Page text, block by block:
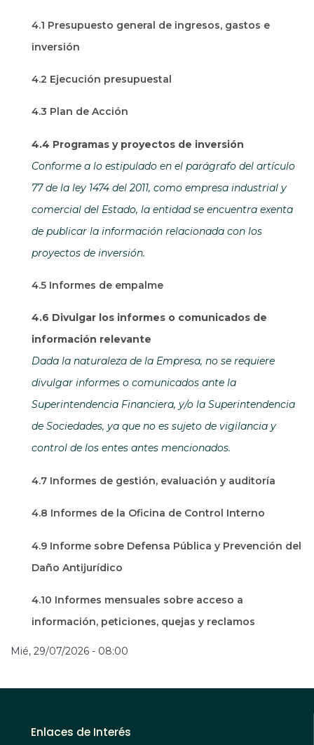
4.1 Presupuesto general de ingresos, gastos e
inversión
4.2 Ejecución presupuestal
4.3 Plan de Acción
4.4 Programas y proyectos de inversión
Conforme a lo estipulado en el parágrafo del artículo
77 de la ley 1474 del 2011, como empresa industrial y
comercial del Estado, la entidad se encuentra exenta
de publicar la información relacionada con los
proyectos de inversión.
4.5 Informes de empalme
4.6 Divulgar los informes o comunicados de
información relevante
Dada la naturaleza de la Empresa, no se requiere
divulgar informes o comunicados ante la
Superintendencia Financiera, y/o la Superintendencia
de Sociedades, ya que no es sujeto de vigilancia y
control de los entes antes mencionados.
4.7 Informes de gestión, evaluación y auditoría
4.8 Informes de la Oficina de Control Interno
4.9 Informe sobre Defensa Pública y Prevención del
Daño Antijurídico
4.10 Informes mensuales sobre acceso a
información, peticiones, quejas y reclamos
Mié, 29/07/2026 - 08:00
Enlaces de Interés